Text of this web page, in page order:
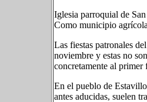
Iglesia parroquial de
Como municipio
Las fiestas patronales
noviembre y estas no
concretamente al primer
En el pueblo de
antes aducidas, suelen